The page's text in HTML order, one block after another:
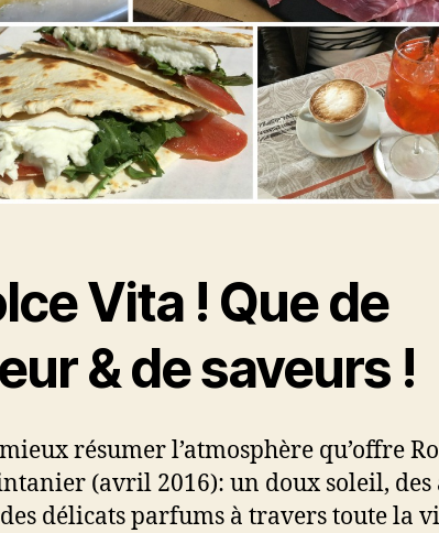
Vita ! Que de
& de saveurs !
résumer l’atmosphère qu’offre
(avril 2016): un doux soleil, des
délicats parfums à travers toute la